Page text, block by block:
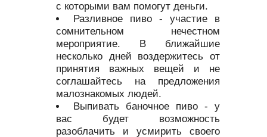
с которыми вам помогут деньги.
Разливное пиво - участие в
сомнительном нечестном
мероприятие. В ближайшие
несколько дней воздержитесь от
принятия важных вещей и не
соглашайтесь на предложения
малознакомых людей.
Выпивать баночное пиво - у
вас будет возможность
разоблачить и усмирить своего